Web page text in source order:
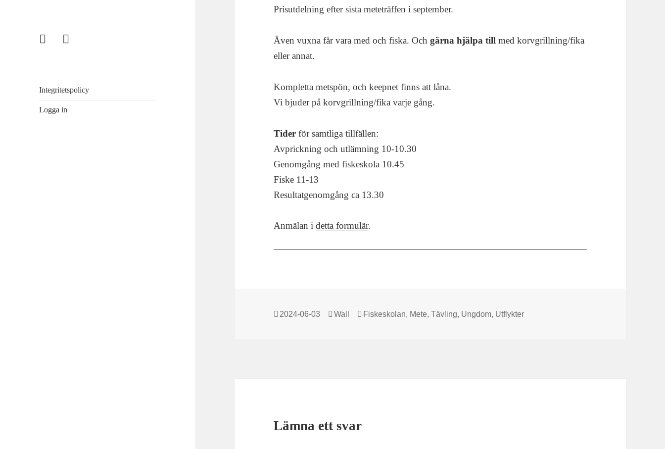
EnskedeFiske
Integritetspolicy
Logga in
Prisutdelning efter sista meteträffen i september.
Även vuxna får vara med och fiska. Ochgärna hjälpa tillmed korvgrillning/fika
eller annat.
Kompletta metspön, och keepnet finns att låna.
Vi bjuder på korvgrillning/fika varje gång.
Tider för samtliga tillfällen:
Avprickning och utlämning 10-10.30
Genomgång med fiskeskola 10.45
Fiske 11-13
Resultatgenomgång ca 13.30
Anmälan idetta formulär.
Postat
2024-06-03 Författare
Wall Kategorier
Fiskeskolan, Mete,Tävling, Ungdom, Utflykter
Lämna ett svar